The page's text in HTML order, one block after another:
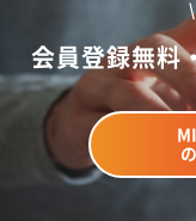
\
会員登録無料